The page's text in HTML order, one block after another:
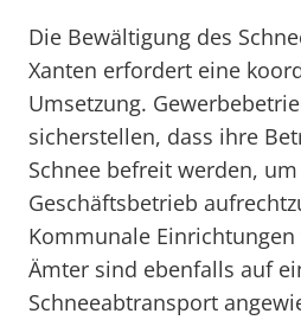
Die Bewältigung des
Xanten erfordert eine
Umsetzung.
sicherstellen, dass ihre
Schnee befreit werden,
Geschäftsbetrieb
Kommunale
Ämter sind ebenfalls auf
Schneeabtransport